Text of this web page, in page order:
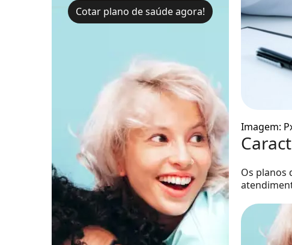
Cotar plano de saúde agora!
Imagem:
Os planos